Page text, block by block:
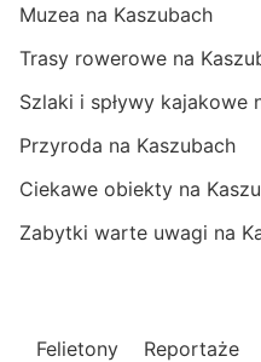
Muzea na Kaszubach
Trasy rowerowe na
Szlaki i spływy kajakowe
Przyroda na Kaszubach
Ciekawe obiekty na
Zabytki warte uwagi na
Felietony Reportaże